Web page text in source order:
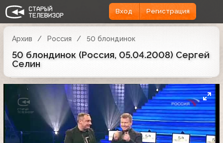
Вход Регистрация
Архив Россия 50 блондинок
50 блондинок (Россия, 05.04.2008) Сергей
Селин